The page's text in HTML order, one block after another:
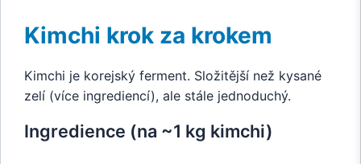
Kimchi krok za krokem
Kimchi je korejský ferment. Složitější než kysané
zelí (více ingrediencí), ale stále jednoduchý.
Ingredience (na ~1 kg kimchi)